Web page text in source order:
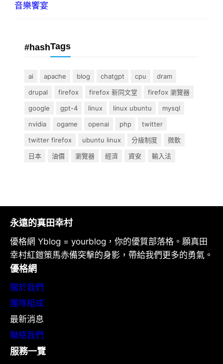
音樂饗宴
#hashTags
ai apache blog chatgpt cpu
dram
drupal
firefox firefox 新同文堂
firefox 瀏覽器
google
gpt-4 linux linux ubuntu
mysql
nvidia
ogame openai php
twitter
twitter firefox
ubuntu linux 分級制度
微軟
日本
油價 瀏覽器 經濟 資安 輸入法
永遠的真田幸村
優格網 Yblog = yourblog，你的優質部落格。願真田
幸村紅鎧策馬赤備突擊的身影，帶給我們更多的勇氣。
優格網
關於我們
團隊組成
最新消息
聯絡我們
服務一覽